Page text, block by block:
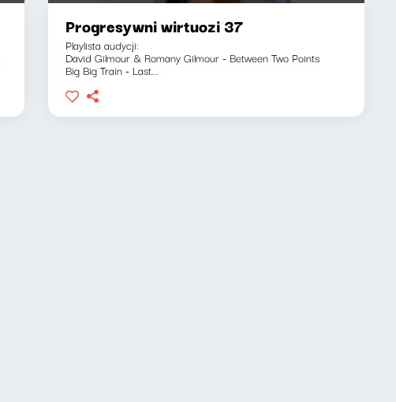
Progresywni wirtuozi 37
Playlista audycji:
David Gilmour & Romany Gilmour - Between Two Points
Big Big Train - Last...